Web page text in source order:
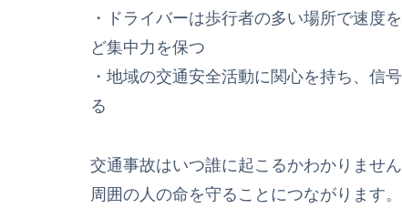
・ドライバーは歩行者の多い場所で速度
ど集中力を保つ
・地域の交通安全活動に関心を持ち、信
る
交通事故はいつ誰に起こるかわかりませ
周囲の人の命を守ることにつながります